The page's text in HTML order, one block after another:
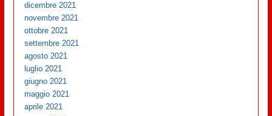
dicembre 2021
novembre 2021
ottobre 2021
settembre 2021
agosto 2021
luglio 2021
giugno 2021
maggio 2021
aprile 2021